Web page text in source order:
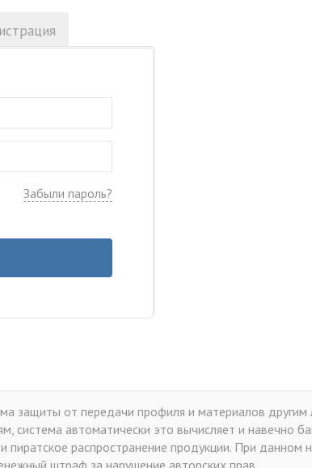
Забыли пароль?
защиты от передачи профиля и материалов
автоматически это вычисляет и навечно
пиратское распространение продукции. При данном
штраф за нарушение авторских прав.